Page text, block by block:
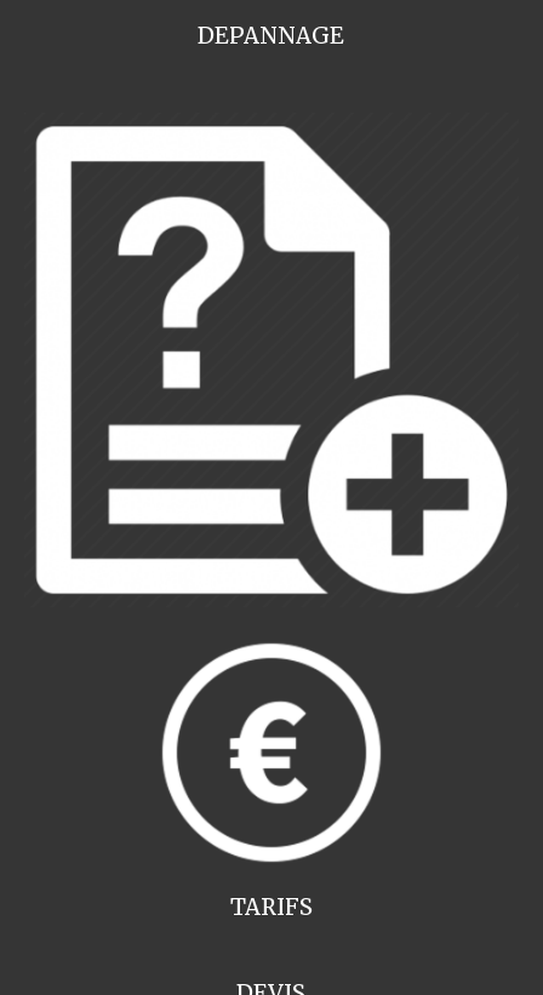
DEPANNAGE
TARIFS